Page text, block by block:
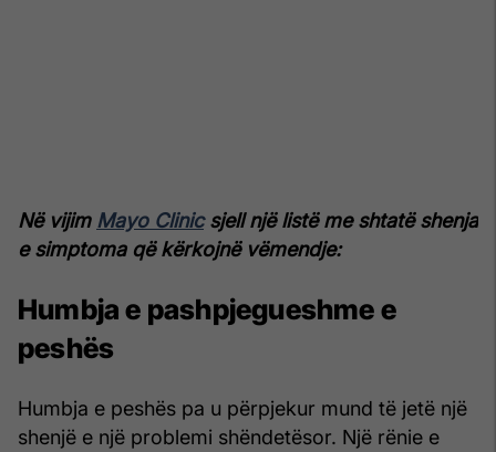
Në vijim Mayo Clinicsjell një listë me shtatë shenja
e simptoma që kërkojnë vëmendje:
Humbja e pashpjegueshme e
peshës
Humbja e peshës pa u përpjekur mund të jetë një
shenjë e një problemi shëndetësor. Një rënie e